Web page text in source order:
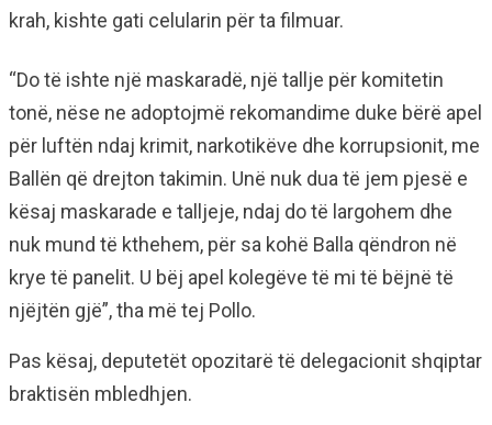
krah, kishte gati celularin për ta filmuar.
“Do të ishte një maskaradë, një tallje për komitetin
tonë, nëse ne adoptojmë rekomandime duke bërë apel
për luftën ndaj krimit, narkotikëve dhe korrupsionit, me
Ballën që drejton takimin. Unë nuk dua të jem pjesë e
kësaj maskarade e talljeje, ndaj do të largohem dhe
nuk mund të kthehem, për sa kohë Balla qëndron në
krye të panelit. U bëj apel kolegëve të mi të bëjnë të
njëjtën gjë”, tha më tej Pollo.
Pas kësaj, deputetët opozitarë të delegacionit shqiptar
braktisën mbledhjen.